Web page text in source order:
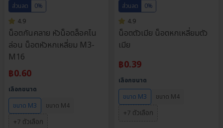
ส่วนลด
0%
4.9
น็อตกันคลาย หัวน็อตล็อคไน
ล่อน น็อตหัวหกเหลี่ยม M3-
M16
฿0.60
เลือกขนาด
ขนาด M3
ขนาด M4
+7 ตัวเลือก
ส่วนลด
0%
4.9
น็อตตัวเมีย น็อตหกเหลี่ยมตัว
เมีย
฿0.39
เลือกขนาด
ขนาด M3
ขนาด M4
+7 ตัวเลือก